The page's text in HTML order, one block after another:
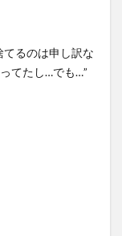
るのは申し訳な
てたし…でも…”